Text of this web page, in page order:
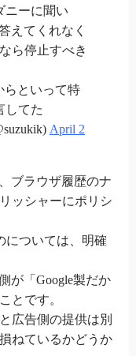
ニーに聞い
えてくれなく
ら停止すべき
らといって特
してた
April 2
ブラウザ履歴のナ
ッシャーにポリシ
については、明確
が「Google製だか
とです。
広告側の提供は別
ねているかどうか